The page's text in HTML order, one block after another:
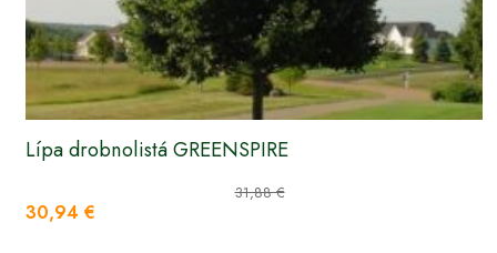
Lípa drobnolistá GREENSPIRE
31,88 €
30,94 €